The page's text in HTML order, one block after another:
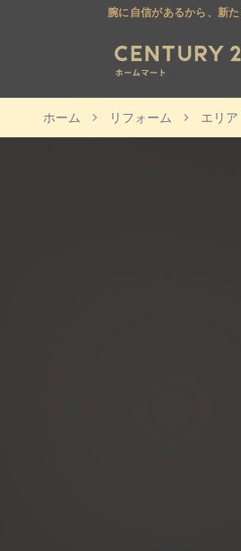
腕に自信があるから、新
ホーム リフォーム エリア